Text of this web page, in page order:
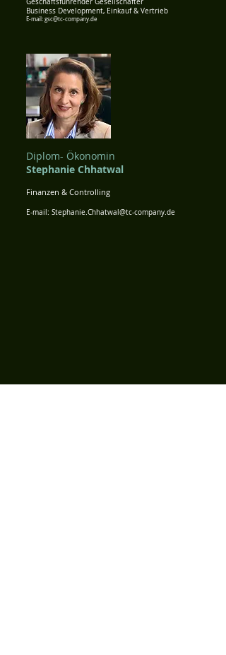
Business Development, Einkauf & Vertrieb
E-mail: gsc@tc-company.de
Diplom- Ökonomin
Stephanie Chhatwal
Finanzen & Controlling
E-mail: Stephanie.Chhatwal@tc-company.de